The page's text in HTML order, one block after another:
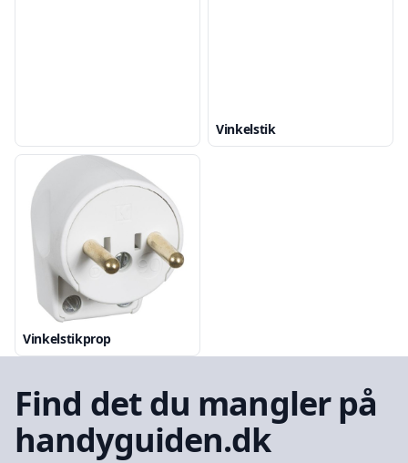
Vinkelstik
Vinkelstikprop
Find det du mangler på
handyguiden.dk